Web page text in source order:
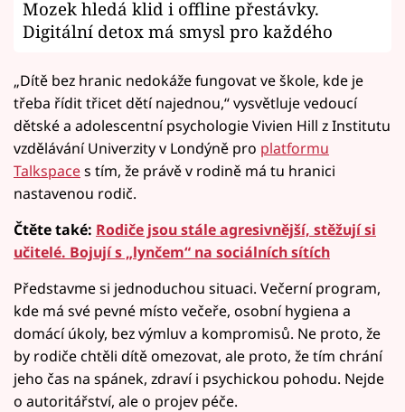
Mozek hledá klid i offline přestávky.
Digitální detox má smysl pro každého
„Dítě bez hranic nedokáže fungovat ve škole, kde je
třeba řídit třicet dětí najednou,“ vysvětluje vedoucí
dětské a adolescentní psychologie Vivien Hill z Institutu
vzdělávání Univerzity v Londýně pro platformu
Talkspaces tím, že právě v rodině má tu hranici
nastavenou rodič.
Čtěte také: Rodiče jsou stále agresivnější, stěžují si
učitelé. Bojují s „lynčem“ na sociálních sítích
Představme si jednoduchou situaci. Večerní program,
kde má své pevné místo večeře, osobní hygiena a
domácí úkoly, bez výmluv a kompromisů. Ne proto, že
by rodiče chtěli dítě omezovat, ale proto, že tím chrání
jeho čas na spánek, zdraví i psychickou pohodu. Nejde
o autoritářství, ale o projev péče.